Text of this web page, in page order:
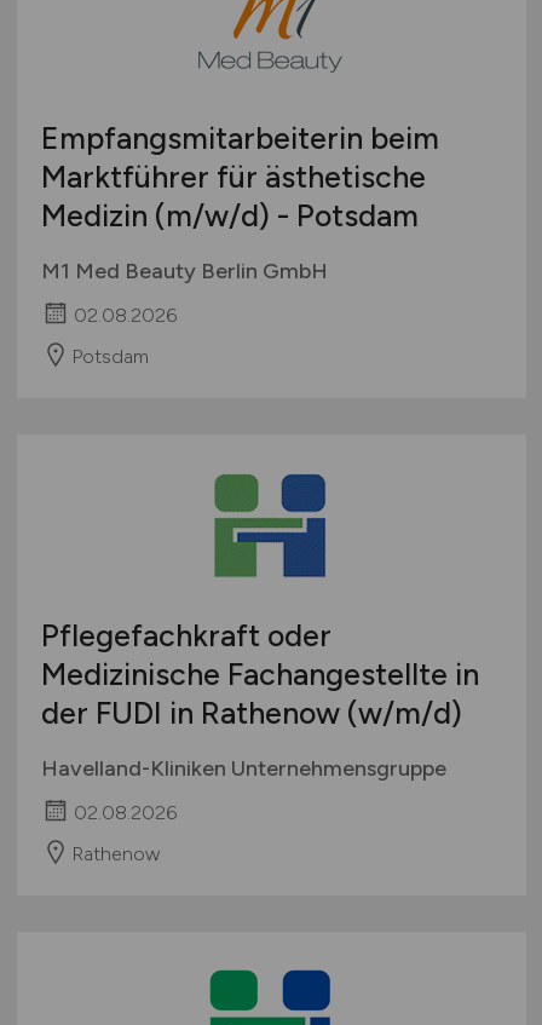
Empfangsmitarbeiterin beim
Marktführer für ästhetische
Medizin (m/w/d) - Potsdam
M1 Med Beauty Berlin GmbH
02.08.2026
Potsdam
Pflegefachkraft oder
Medizinische Fachangestellte in
der FUDI in Rathenow (w/m/d)
Havelland-Kliniken Unternehmensgruppe
02.08.2026
Rathenow